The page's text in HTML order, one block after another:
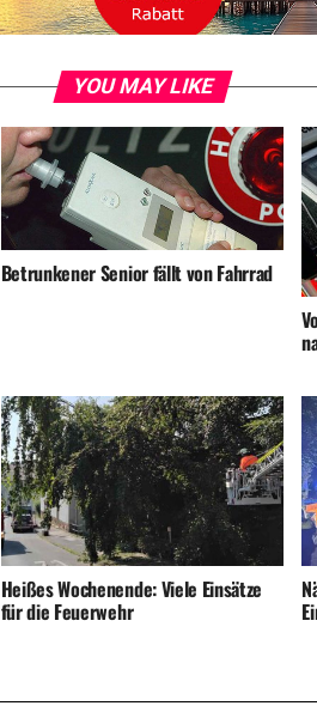
YOU MAY LIKE
Betrunkener Senior fällt von Fahrrad
Heißes Wochenende: Viele Einsätze
für die Feuerwehr